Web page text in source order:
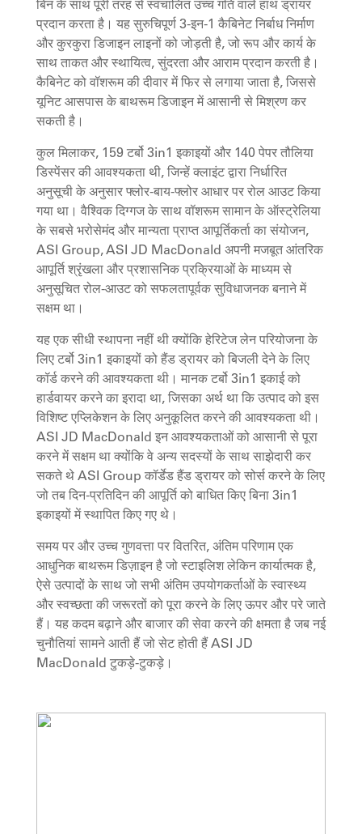
बिन के साथ पूरी तरह से स्वचालित उच्च गति वाले हाथ ड्रायर
प्रदान करता है। यह सुरुचिपूर्ण 3-इन-1 कैबिनेट निर्बाध निर्माण
और कुरकुरा डिजाइन लाइनों को जोड़ती है, जो रूप और कार्य के
साथ ताकत और स्थायित्व, सुंदरता और आराम प्रदान करती है।
कैबिनेट को वॉशरूम की दीवार में फिर से लगाया जाता है, जिससे
यूनिट आसपास के बाथरूम डिजाइन में आसानी से मिश्रण कर
सकती है।
कुल मिलाकर, 159 टर्बो 3in1 इकाइयों और 140 पेपर तौलिया
डिस्पेंसर की आवश्यकता थी, जिन्हें क्लाइंट द्वारा निर्धारित
अनुसूची के अनुसार फ्लोर-बाय-फ्लोर आधार पर रोल आउट किया
गया था। वैश्विक दिग्गज के साथ वॉशरूम सामान के ऑस्ट्रेलिया
के सबसे भरोसेमंद और मान्यता प्राप्त आपूर्तिकर्ता का संयोजन,
ASI Group, ASI JD MacDonald अपनी मजबूत आंतरिक
आपूर्ति श्रृंखला और प्रशासनिक प्रक्रियाओं के माध्यम से
अनुसूचित रोल-आउट को सफलतापूर्वक सुविधाजनक बनाने में
सक्षम था।
यह एक सीधी स्थापना नहीं थी क्योंकि हेरिटेज लेन परियोजना के
लिए टर्बो 3in1 इकाइयों को हैंड ड्रायर को बिजली देने के लिए
कॉर्ड करने की आवश्यकता थी। मानक टर्बो 3in1 इकाई को
हार्डवायर करने का इरादा था, जिसका अर्थ था कि उत्पाद को इस
विशिष्ट एप्लिकेशन के लिए अनुकूलित करने की आवश्यकता थी।
ASI JD MacDonald इन आवश्यकताओं को आसानी से पूरा
करने में सक्षम था क्योंकि वे अन्य सदस्यों के साथ साझेदारी कर
सकते थे ASI Group कॉर्डेड हैंड ड्रायर को सोर्स करने के लिए
जो तब दिन-प्रतिदिन की आपूर्ति को बाधित किए बिना 3in1
इकाइयों में स्थापित किए गए थे।
समय पर और उच्च गुणवत्ता पर वितरित, अंतिम परिणाम एक
आधुनिक बाथरूम डिज़ाइन है जो स्टाइलिश लेकिन कार्यात्मक है,
ऐसे उत्पादों के साथ जो सभी अंतिम उपयोगकर्ताओं के स्वास्थ्य
और स्वच्छता की जरूरतों को पूरा करने के लिए ऊपर और परे जाते
हैं। यह कदम बढ़ाने और बाजार की सेवा करने की क्षमता है जब नई
चुनौतियां सामने आती हैं जो सेट होती हैं ASI JD
MacDonald टुकड़े-टुकड़े।